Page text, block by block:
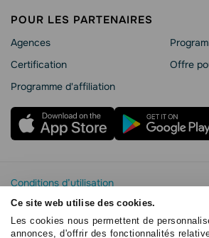
Ce site web utilise des cookies.
Les cookies nous permettent de
annonces, d'offrir des fonctionnalités
POUR LES PARTENAIRES
Agences
Сertification
Programme d'affiliation
Offre
Conditions d’utilisation
Politique de confidentialité
Sécurité SendPulse
Déclaration de Cookie